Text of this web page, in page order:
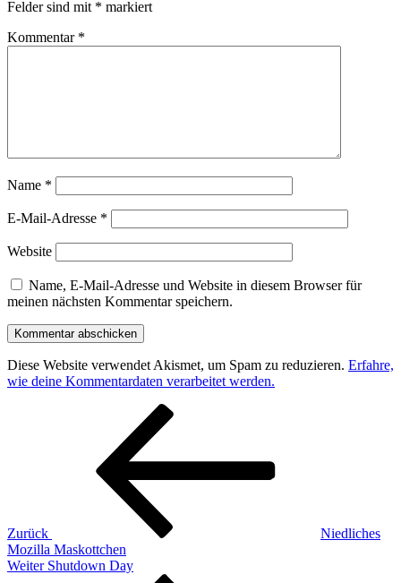
Felder sind mit * markiert
Kommentar *
Name *
E-Mail-Adresse *
Website
Name, E-Mail-Adresse und Website in diesem Browser für
meinen nächsten Kommentar speichern.
Diese Website verwendet Akismet, um Spam zu reduzieren. Erfahre,
wie deine Kommentardaten verarbeitet werden.
Beitragsnavigation
Zurück
Niedliches
Mozilla Maskottchen
Nächster
Weiter Shutdown Day